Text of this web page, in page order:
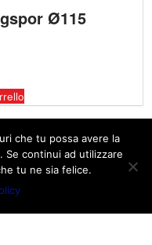
Ø115
che tu possa avere la
Se continui ad utilizzare
tu ne sia felice.